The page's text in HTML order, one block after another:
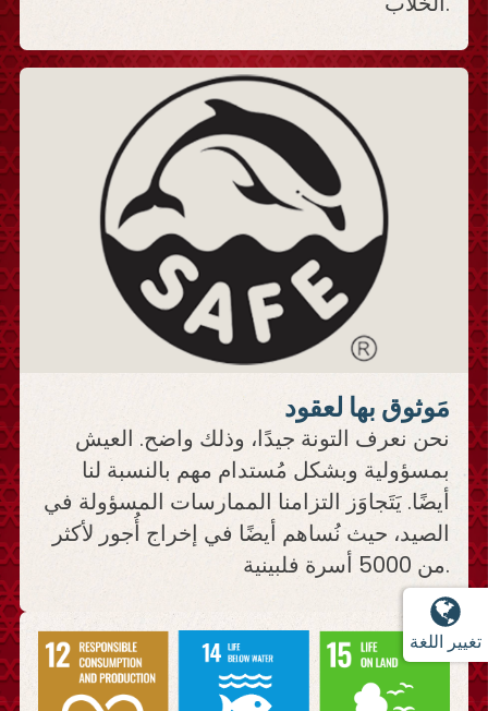
تغيير اللغة
مَوثوق بها لعقود
نحن نعرف التونة جيدًا، وذلك واضح. العيش
بمسؤولية وبشكل مُستدام مهم بالنسبة لنا
أيضًا. يَتَجاوَز التزامنا الممارسات المسؤولة في
الصيد، حيث نُساهم أيضًا في إخراج أُجور لأكثر
من 5000 أسرة فلبينية.